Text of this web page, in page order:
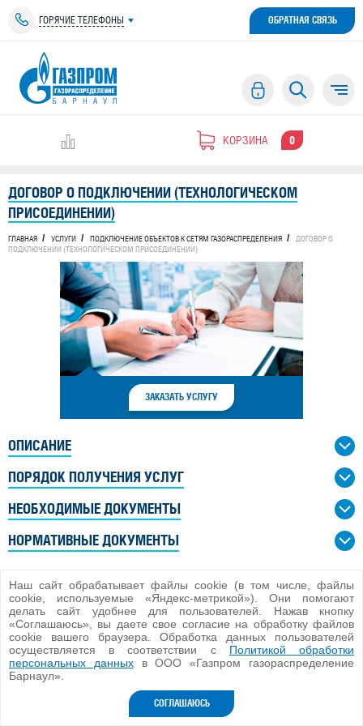
ГОРЯЧИЕ ТЕЛЕФОНЫ ОБРАТНАЯ СВЯЗЬ
КОРЗИНА 0
ДОГОВОР О ПОДКЛЮЧЕНИИ (ТЕХНОЛОГИЧЕСКОМ
ПРИСОЕДИНЕНИИ)
ГЛАВНАЯ УСЛУГИ ПОДКЛЮЧЕНИЕ ОБЪЕКТОВ К СЕТЯМ ГАЗОРАСПРЕДЕЛЕНИЯ
ДОГОВОР О
ПОДКЛЮЧЕНИИ (ТЕХНОЛОГИЧЕСКОМ ПРИСОЕДИНЕНИИ)
ЗАКАЗАТЬ УСЛУГУ
ОПИСАНИЕ
ПОРЯДОК ПОЛУЧЕНИЯ УСЛУГ
НЕОБХОДИМЫЕ ДОКУМЕНТЫ
НОРМАТИВНЫЕ ДОКУМЕНТЫ
ООО «Газпром газораспределение Барнаул»
2026 г.
Наш сайт обрабатывает файлы cookie (в том числе, файлы
cookie, используемые «Яндекс-метрикой»). Они помогают
делать сайт удобнее для пользователей. Нажав кнопку
«Соглашаюсь», вы даете свое согласие на обработку файлов
cookie вашего браузера. Обработка данных пользователей
осуществляется в соответствии с Политикой обработки
персональных данныхв ООО «Газпром газораспределение
Барнаул».
СОГЛАШАЮСЬ